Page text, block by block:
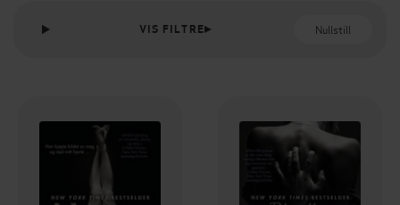
VIS FILTRE Nullstill